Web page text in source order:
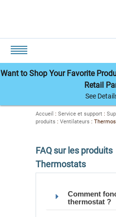
Want to Shop Your Favorite
Retail
See
Accueil : Service et support :
produits : Ventilateurs :
FAQ sur les produits
Thermostats
Comment
thermostat ?